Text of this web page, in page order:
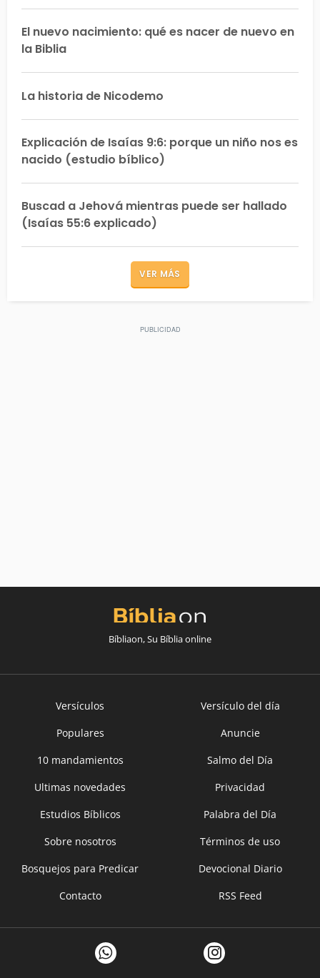
El nuevo nacimiento: qué es nacer de nuevo en
la Biblia
La historia de Nicodemo
Explicación de Isaías 9:6: porque un niño nos es
nacido (estudio bíblico)
Buscad a Jehová mientras puede ser hallado
(Isaías 55:6 explicado)
VER MÁS
Bíbliaon, Su Bíblia online
Versículos
Versículo del día
Populares
Anuncie
10 mandamientos
Salmo del Día
Ultimas novedades
Privacidad
Estudios Bíblicos
Palabra del Día
Sobre nosotros
Términos de uso
Bosquejos para Predicar
Devocional Diario
Contacto
RSS Feed